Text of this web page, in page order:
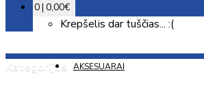
0 | 0,00€
Krepšelis dar tuščias... :(
Kategorijos AKSESUARAI